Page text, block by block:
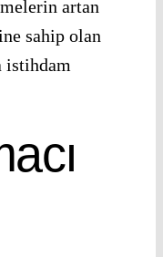
artan
sahip olan
istihdam